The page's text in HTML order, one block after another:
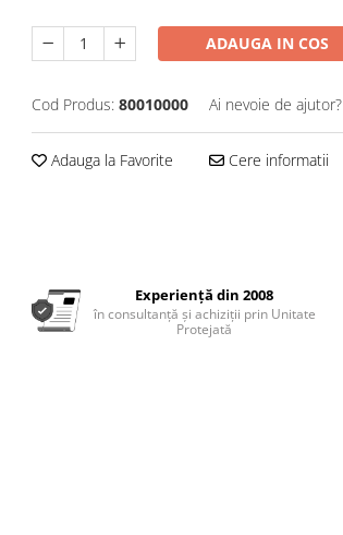
ADAUGA IN COS
Cod Produs: 80010000 Ai nevoie de ajutor?
Adauga la Favorite Cere informatii
Experiență din 2008
în consultanță și achiziții prin Unitate
Protejată